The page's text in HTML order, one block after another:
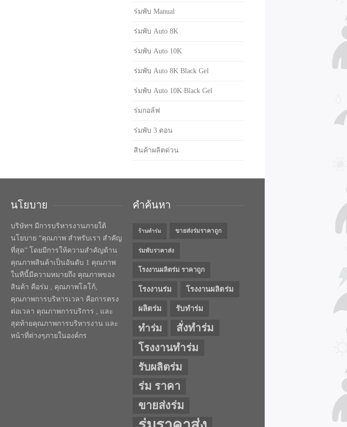
ร่มพับ Manual
ร่มพับ Auto 8K
ร่มพับ Auto 10K
ร่มพับ Auto 8K Black Gel
ร่มพับ Auto 10K Black Gel
ร่มกอล์ฟ
ร่มพับ 3 ตอน
สินค้าผลิตด่วน
นโยบาย
บริษัทฯ มีการบริหารงานภายใต้
นโยบาย “คุณภาพ สำหรับเรา สำคัญ
ที่สุด” โดยมีการให้ความสำคัญด้าน
คุณภาพสินค้าเป็นอันดับ 1 คุณภาพ
ในทีนี้มีความหมายถึง คุณภาพของ
สินค้า คือร่ม , คุณภาพโลโก้,
คุณภาพการบริหารเวลา คือการตรง
ต่อเวลา คุณภาพการบริการ , และ
สุดท้ายคุณภาพการบริหารงาน และ
หน้าที่ต่างๆภายในองค์กร
คำค้นหา
ร้านทำร่ม ขายส่งร่มราคาถูก
ร่มพับราคาส่ง
โรงงานผลิตร่ม ราคาถูก
โรงงานร่ม โรงงานผลิตร่ม
ผลิตร่ม รับทำร่ม
ทำร่ม
สั่งทำร่ม
โรงงานทำร่ม
รับผลิตร่ม
ร่ม ราคา
ขายส่งร่ม